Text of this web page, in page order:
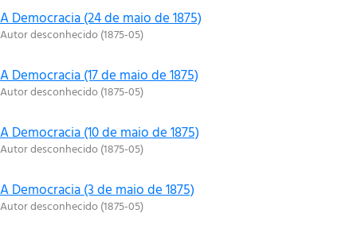
A Democracia (24 de maio de 1875)
Autor desconhecido(1875-05)
A Democracia (17 de maio de 1875)
Autor desconhecido(1875-05)
A Democracia (10 de maio de 1875)
Autor desconhecido(1875-05)
A Democracia (3 de maio de 1875)
Autor desconhecido(1875-05)